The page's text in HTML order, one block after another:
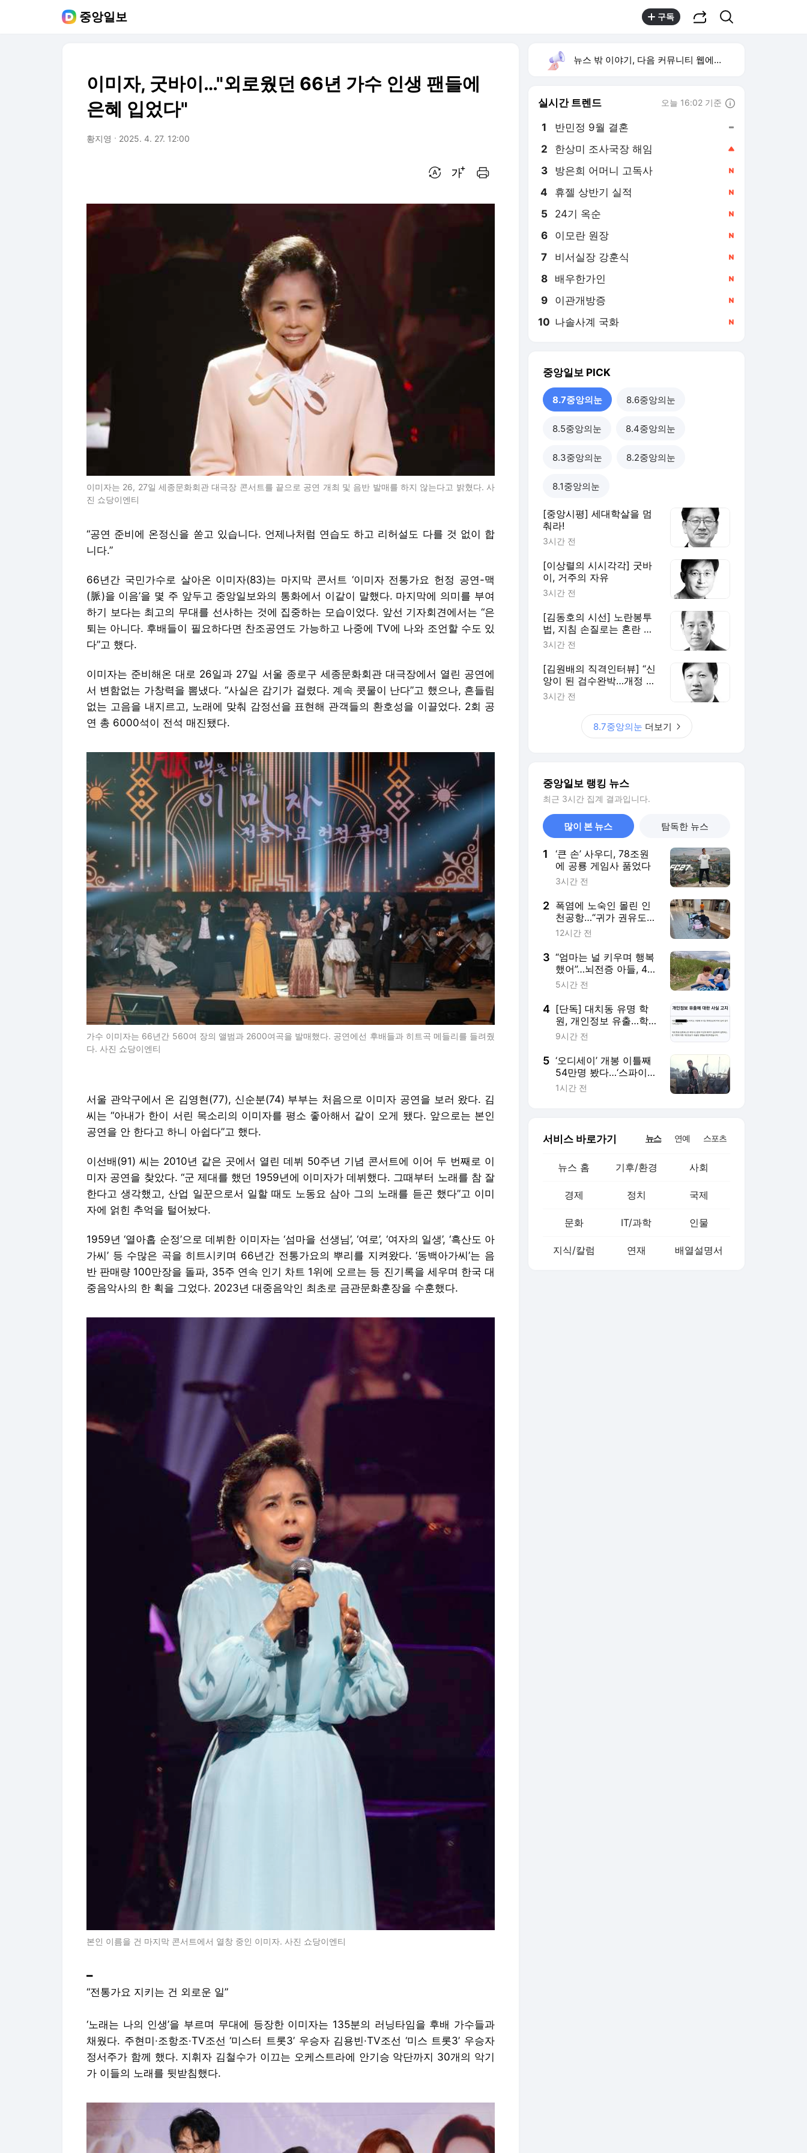
중앙일보 구독
이미자, 굿바이…"외로웠던 66년 가수 인생 팬들에
은혜 입었다"
황지영 2025. 4. 27. 12:00
이미자는 26, 27일 세종문화회관 대극장 콘서트를 끝으로 공연 개최 및 음반 발매를 하지 않는다고 밝혔다. 사
진 쇼당이엔티
“공연 준비에 온정신을 쏟고 있습니다. 언제나처럼 연습도 하고 리허설도 다를 것 없이 합
니다.”
66년간 국민가수로 살아온 이미자(83)는 마지막 콘서트 ‘이미자 전통가요 헌정 공연-맥
(脈)을 이음’을 몇 주 앞두고 중앙일보와의 통화에서 이같이 말했다. 마지막에 의미를 부여
하기 보다는 최고의 무대를 선사하는 것에 집중하는 모습이었다. 앞선 기자회견에서는 “은
퇴는 아니다. 후배들이 필요하다면 찬조공연도 가능하고 나중에 TV에 나와 조언할 수도 있
다”고 했다.
이미자는 준비해온 대로 26일과 27일 서울 종로구 세종문화회관 대극장에서 열린 공연에
서 변함없는 가창력을 뽐냈다. “사실은 감기가 걸렸다. 계속 콧물이 난다”고 했으나, 흔들림
없는 고음을 내지르고, 노래에 맞춰 감정선을 표현해 관객들의 환호성을 이끌었다. 2회 공
연 총 6000석이 전석 매진됐다.
가수 이미자는 66년간 560여 장의 앨범과 2600여곡을 발매했다. 공연에선 후배들과 히트곡 메들리를 들려줬
다. 사진 쇼당이엔티
서울 관악구에서 온 김영현(77), 신순분(74) 부부는 처음으로 이미자 공연을 보러 왔다. 김
씨는 “아내가 한이 서린 목소리의 이미자를 평소 좋아해서 같이 오게 됐다. 앞으로는 본인
공연을 안 한다고 하니 아쉽다”고 했다.
이선배(91) 씨는 2010년 같은 곳에서 열린 데뷔 50주년 기념 콘서트에 이어 두 번째로 이
미자 공연을 찾았다. “군 제대를 했던 1959년에 이미자가 데뷔했다. 그때부터 노래를 참 잘
한다고 생각했고, 산업 일꾼으로서 일할 때도 노동요 삼아 그의 노래를 듣곤 했다”고 이미
자에 얽힌 추억을 털어놨다.
1959년 ‘열아홉 순정’으로 데뷔한 이미자는 ‘섬마을 선생님’, ‘여로’, ‘여자의 일생’, ‘흑산도 아
가씨’ 등 수많은 곡을 히트시키며 66년간 전통가요의 뿌리를 지켜왔다. ‘동백아가씨’는 음
반 판매량 100만장을 돌파, 35주 연속 인기 차트 1위에 오르는 등 진기록을 세우며 한국 대
중음악사의 한 획을 그었다. 2023년 대중음악인 최초로 금관문화훈장을 수훈했다.
본인 이름을 건 마지막 콘서트에서 열창 중인 이미자. 사진 쇼당이엔티
━
“전통가요 지키는 건 외로운 일”
‘노래는 나의 인생’을 부르며 무대에 등장한 이미자는 135분의 러닝타임을 후배 가수들과
채웠다. 주현미·조항조·TV조선 ‘미스터 트롯3’ 우승자 김용빈·TV조선 ‘미스 트롯3’ 우승자
정서주가 함께 했다. 지휘자 김철수가 이끄는 오케스트라에 안기승 악단까지 30개의 악기
가 이들의 노래를 뒷받침했다.
뉴스 밖 이야기, 다음 커뮤니티 웹에서 보기
실시간 트렌드 오늘 16:02 기준
1 반민정 9월 결혼
2 한상미 조사국장 해임
3 방은희 어머니 고독사
4 휴젤 상반기 실적
5 24기 옥순
6 이모란 원장
7 비서실장 강훈식
8 배우한가인
9 이관개방증
10 나솔사계 국화
중앙일보 PICK
8.7중앙의눈 8.6중앙의눈
8.5중앙의눈 8.4중앙의눈
8.3중앙의눈 8.2중앙의눈
8.1중앙의눈
[중앙시평] 세대학살을 멈
춰라!
3시간 전
[이상렬의 시시각각] 굿바
이, 거주의 자유
3시간 전
[김동호의 시선] 노란봉투
법, 지침 손질로는 혼란 못
막는다
3시간 전
[김원배의 직격인터뷰] “신
앙이 된 검수완박…개정 형
소법은 개혁의 과잉”
3시간 전
8.7중앙의눈 더보기
중앙일보 랭킹 뉴스
최근 3시간 집계 결과입니다.
많이 본 뉴스 탐독한 뉴스
1
‘큰 손’ 사우디, 78조원
에 공룡 게임사 품었다
3시간 전
2 폭염에 노숙인 몰린 인
천공항…“귀가 권유도
안 통한다” 왜
12시간 전
3 “엄마는 널 키우며 행복
했어”…뇌전증 아들, 4명
살리고 떠났다
5시간 전
4 [단독] 대치동 유명 학
원, 개인정보 유출…학부
모들 “레테만 봤는데 주
9시간 전
5 ‘오디세이’ 개봉 이틀째
54만명 봤다…‘스파이더
맨 4’ 꺾고 1위
1시간 전
서비스 바로가기 뉴스 연예 스포츠
뉴스 홈 기후/환경 사회
경제 정치 국제
문화 IT/과학 인물
지식/칼럼 연재 배열설명서